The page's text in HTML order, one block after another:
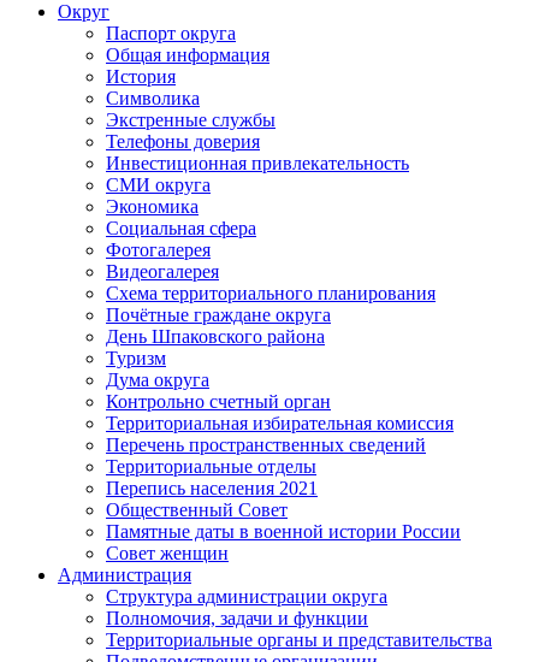
Округ
Паспорт округа
Общая информация
История
Символика
Экстренные службы
Телефоны доверия
Инвестиционная привлекательность
СМИ округа
Экономика
Социальная сфера
Фотогалерея
Видеогалерея
Схема территориального планирования
Почётные граждане округа
День Шпаковского района
Туризм
Дума округа
Контрольно счетный орган
Территориальная избирательная комиссия
Перечень пространственных сведений
Территориальные отделы
Перепись населения 2021
Общественный Совет
Памятные даты в военной истории России
Совет женщин
Администрация
Структура администрации округа
Полномочия, задачи и функции
Территориальные органы и представительства